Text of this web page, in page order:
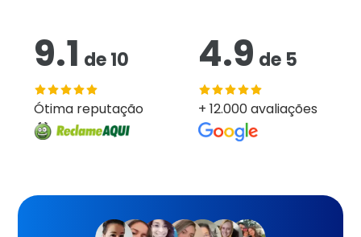
9.1 de10
Ótima reputação
4.9 de 5
+ 12.000 avaliações